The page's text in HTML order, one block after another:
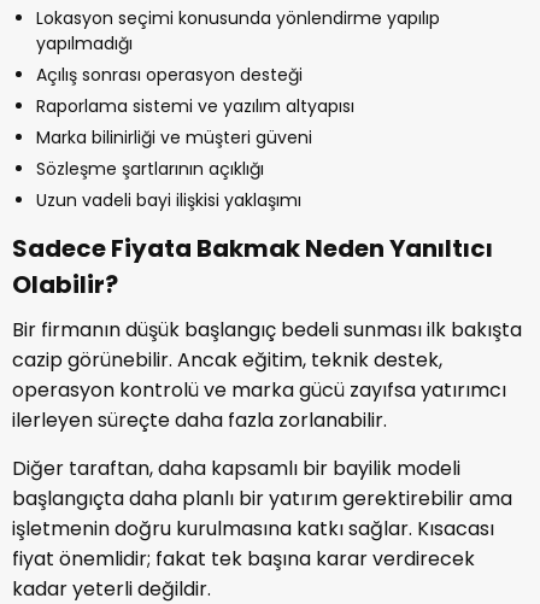
Lokasyon seçimi konusunda yönlendirme yapılıp
yapılmadığı
Açılış sonrası operasyon desteği
Raporlama sistemi ve yazılım altyapısı
Marka bilinirliği ve müşteri güveni
Sözleşme şartlarının açıklığı
Uzun vadeli bayi ilişkisi yaklaşımı
Sadece Fiyata Bakmak Neden Yanıltıcı
Olabilir?
Bir firmanın düşük başlangıç bedeli sunması ilk bakışta
cazip görünebilir. Ancak eğitim, teknik destek,
operasyon kontrolü ve marka gücü zayıfsa yatırımcı
ilerleyen süreçte daha fazla zorlanabilir.
Diğer taraftan, daha kapsamlı bir bayilik modeli
başlangıçta daha planlı bir yatırım gerektirebilir ama
işletmenin doğru kurulmasına katkı sağlar. Kısacası
fiyat önemlidir; fakat tek başına karar verdirecek
kadar yeterli değildir.